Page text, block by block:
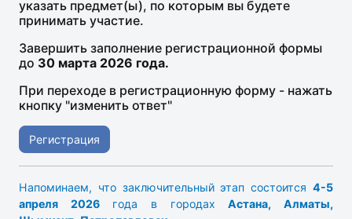
указать предмет(ы), по которым вы будете
принимать участие.
Завершить заполнение регистрационной формы
до 30 марта 2026 года.
При переходе в регистрационную форму - нажать
кнопку "изменить ответ"
Регистрация
Напоминаем, что заключительный этап состоится 4-5
апреля 2026года в городахАстана, Алматы,